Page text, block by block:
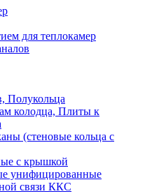
для теплокамер
Полукольца
колодца, Плиты к
(стеновые кольца с
с крышкой
унифицированные
связи ККС